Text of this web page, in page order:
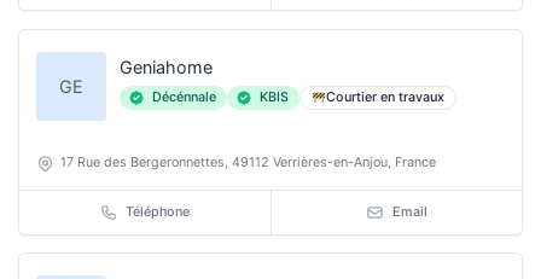
GE
Geniahome
Décénnale KBIS Courtier en travaux
17 Rue des Bergeronnettes, 49112 Verrières-en-Anjou, France
Téléphone Email